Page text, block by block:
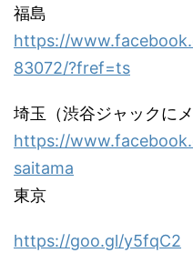
福島
https://
83072/?fref=ts
埼玉（渋谷ジャックに
https://
saitama
東京
https://goo.gl/y5fqC2